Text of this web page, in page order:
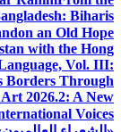
Biharis
an Old Hope
with the Hong
Vol. III:
Borders Through
2026.2: A New
Voices